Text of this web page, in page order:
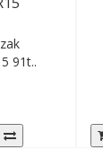
91t..